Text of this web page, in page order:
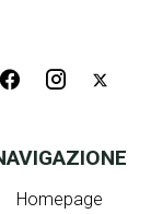
Homepage